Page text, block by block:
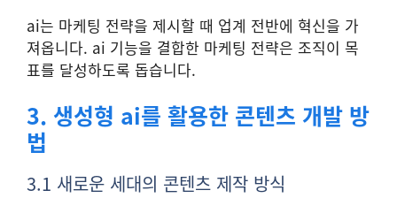
ai는 마케팅 전략을 제시할 때 업계 전반에 혁신을 가
져옵니다. ai 기능을 결합한 마케팅 전략은 조직이 목
표를 달성하도록 돕습니다.
3. 생성형 ai를 활용한 콘텐츠 개발 방
법
3.1 새로운 세대의 콘텐츠 제작 방식